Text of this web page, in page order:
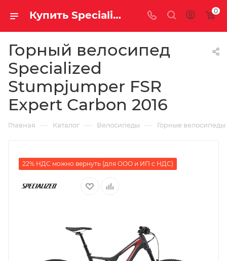
Купить Specialized Stumpjumper FSR Expert Carbon 2016 за рублей, а со скидкой 0
Горный велосипед
Specialized
Stumpjumper FSR
Expert Carbon 2016
Главная — Каталог — Велосипеды — Горные велосипеды
22% НДС можно вернуть (для ООО и ИП с НДС)